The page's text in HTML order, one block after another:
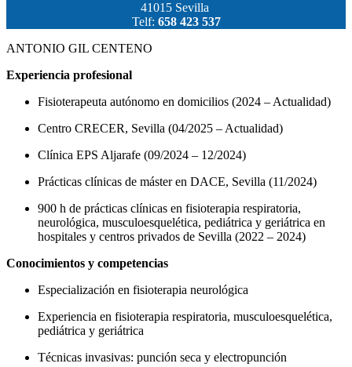
41015 Sevilla
Telf: 658 423 537
ANTONIO GIL CENTENO
Experiencia profesional
Fisioterapeuta autónomo en domicilios (2024 – Actualidad)
Centro CRECER, Sevilla (04/2025 – Actualidad)
Clínica EPS Aljarafe (09/2024 – 12/2024)
Prácticas clínicas de máster en DACE, Sevilla (11/2024)
900 h de prácticas clínicas en fisioterapia respiratoria,
neurológica, musculoesquelética, pediátrica y geriátrica en
hospitales y centros privados de Sevilla (2022 – 2024)
Conocimientos y competencias
Especialización en fisioterapia neurológica
Experiencia en fisioterapia respiratoria, musculoesquelética,
pediátrica y geriátrica
Técnicas invasivas: punción seca y electropunción